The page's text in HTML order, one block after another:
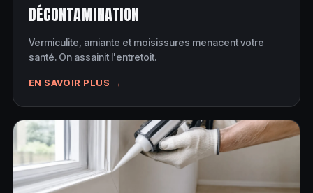
DÉCONTAMINATION
Vermiculite, amiante et moisissures menacent votre
santé. On assainit l'entretoit.
EN SAVOIR PLUS →